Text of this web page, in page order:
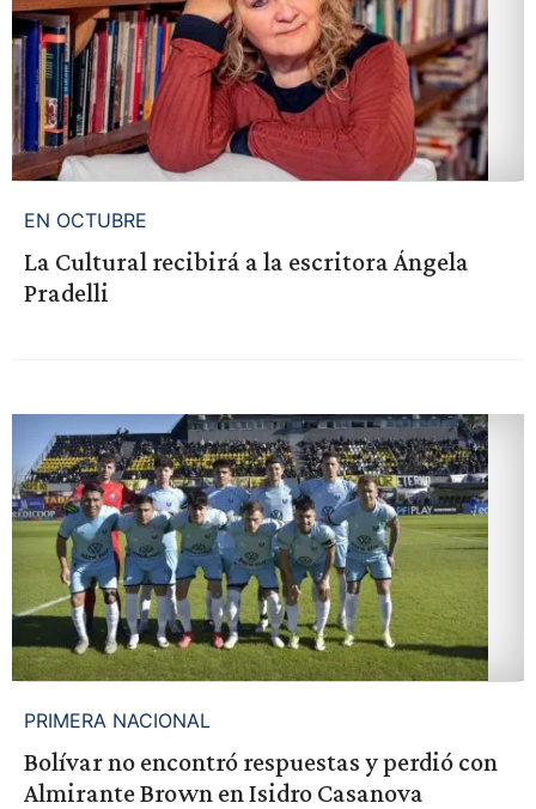
EN OCTUBRE
La Cultural recibirá a la escritora Ángela
Pradelli
PRIMERA NACIONAL
Bolívar no encontró respuestas y perdió con
Almirante Brown en Isidro Casanova